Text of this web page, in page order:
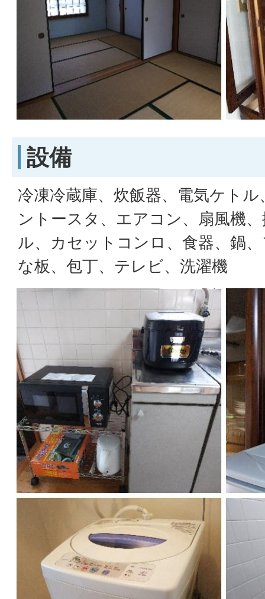
設備
冷凍冷蔵庫、炊飯器、電気ケト
ントースタ、エアコン、扇風機
ル、カセットコンロ、食器、鍋
な板、包丁、テレビ、洗濯機